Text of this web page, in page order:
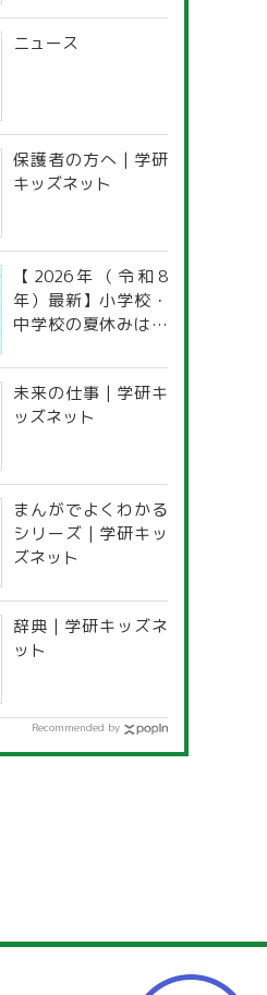
ニュース
保護者の方へ | 学研
キッズネット
【2026年（令和8
年）最新】小学校・
中学校の夏休みはい
道府県別「夏季休暇
一覧」
未来の仕事 | 学研キ
ッズネット
まんがでよくわかる
シリーズ | 学研キッ
ズネット
辞典 | 学研キッズネ
ット
Recommended by